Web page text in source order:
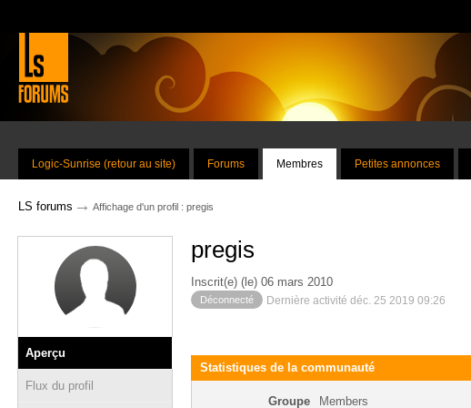
Logic-Sunrise (retour au site) Forums Membres Petites annonces
LS forums → Affichage d'un profil : pregis
Aperçu
Flux du profil
pregis
Inscrit(e) (le) 06 mars 2010
Déconnecté Dernière activité déc. 25 2019 09:26
Statistiques de la communauté
Groupe Members